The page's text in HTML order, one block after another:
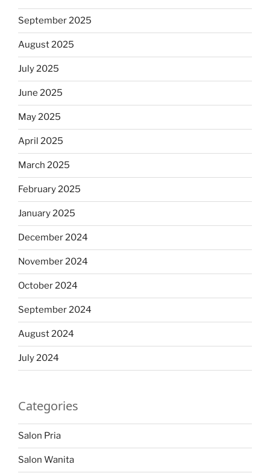
September 2025
August 2025
July 2025
June 2025
May 2025
April 2025
March 2025
February 2025
January 2025
December 2024
November 2024
October 2024
September 2024
August 2024
July 2024
Categories
Salon Pria
Salon Wanita